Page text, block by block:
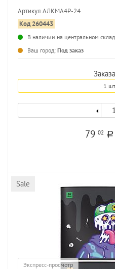
Артикул АЛКМА4Р-24
Код 260443
В наличии на центральном
Ваш город: Под заказ
1
7902 a
Sale
Экспресс-просмотр